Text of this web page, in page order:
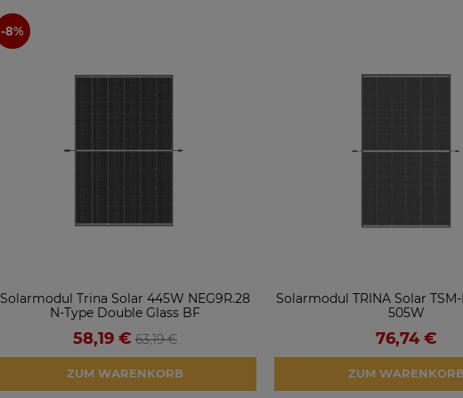
Solarmodul Trina Solar 445W NEG9R.28
N-Type Double Glass BF
58,19 € 63,19 €
ZUM WARENKORB
Solarmodul TRINA Solar TSM-
505W
76,74 €
ZUM WARENKORB